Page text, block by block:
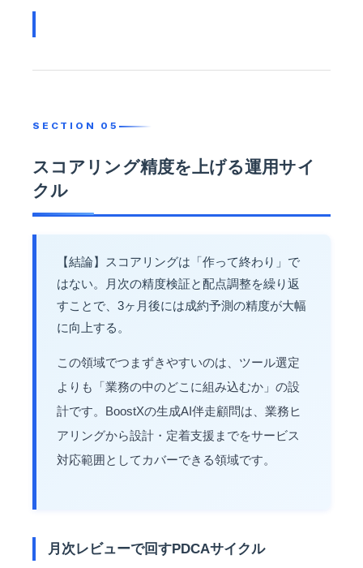
スコアリング精度を上げる運用サイ
クル
【結論】スコアリングは「作って終わり」で
はない。月次の精度検証と配点調整を繰り返
すことで、3ヶ月後には成約予測の精度が大幅
に向上する。
この領域でつまずきやすいのは、ツール選定
よりも「業務の中のどこに組み込むか」の設
計です。BoostXの生成AI伴走顧問は、業務ヒ
アリングから設計・定着支援までをサービス
対応範囲としてカバーできる領域です。
月次レビューで回すPDCAサイクル